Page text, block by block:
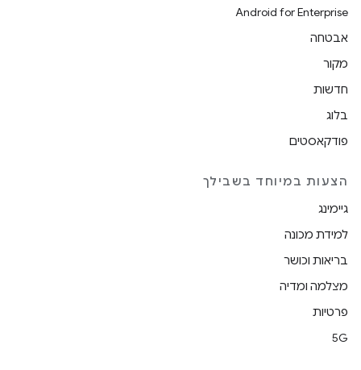
Android for Enterprise
אבטחה
מקור
חדשות
בלוג
פודקאסטים
הצעות במיוחד בשבילך
גיימינג
למידת מכונה
בריאות וכושר
מצלמה ומדיה
פרטיות
5G